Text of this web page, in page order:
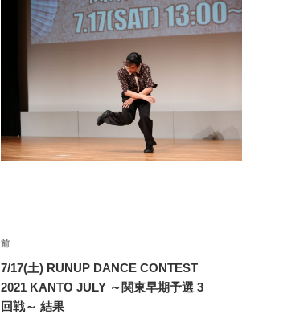
投
稿
ナ
前
の
投
稿
前
7/17(土) RUNUP DANCE CONTEST
2021 KANTO JULY ～関東早期予選 3
回戦～ 結果